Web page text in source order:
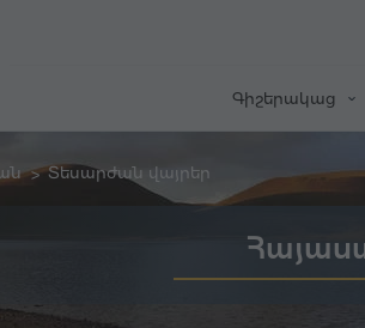
Գիշերակաց
Տեսարժան վայրեր